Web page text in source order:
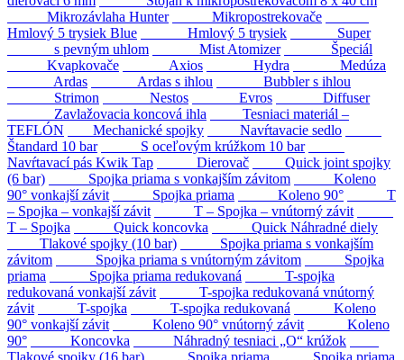
Mikrozávlaha Hunter
Mikropostrekovače
Hmlový 5 trysiek Blue
Hmlový 5 trysiek
Super
s pevným uhlom
Mist Atomizer
Špeciál
Kvapkovače
Axios Hydra
Medúza
Ardas
Ardas s ihlou
Bubbler s ihlou
Strimon
Nestos Evros
Diffuser
Zavlažovacia koncová ihla
Tesniaci materiál –
TEFLÓN
Mechanické spojky
Navŕtavacie sedlo
Štandard 10 bar
S oceľovým krúžkom 10 bar
Navŕtavací pás Kwik Tap
Dierovač
Quick joint spojky
(6 bar)
Spojka priama s vonkajším závitom
Koleno
90° vonkajší závit
Spojka priama Koleno 90°
T
– Spojka – vonkajší závit
T – Spojka – vnútorný závit
T – Spojka
Quick koncovka
Quick Náhradné diely
Tlakové spojky (10 bar)
Spojka priama s vonkajším
závitom
Spojka priama s vnútorným závitom
Spojka
priama
Spojka priama redukovaná
T-spojka
redukovaná vonkajší závit
T-spojka redukovaná vnútorný
závit
T-spojka T-spojka redukovaná
Koleno
90° vonkajší závit
Koleno 90° vnútorný závit
Koleno
90°
Koncovka
Náhradný tesniaci „O“ krúžok
Tlakové spojky (16 bar)
Spojka priama
Spojka priama